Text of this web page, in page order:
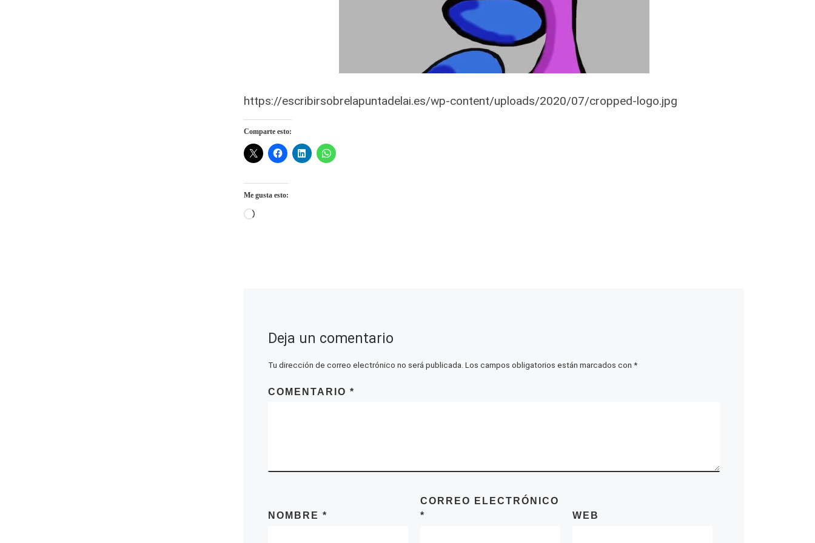
https://escribirsobrelapuntadelai.es/wp-content/uploads/2020/07/cropped-logo.jpg
Comparte esto:
Me gusta esto:
Cargando...
Deja un comentario
Tu dirección de correo electrónico no será publicada. Los campos obligatorios están marcados con *
COMENTARIO *
NOMBRE *
CORREO ELECTRÓNICO
*
WEB